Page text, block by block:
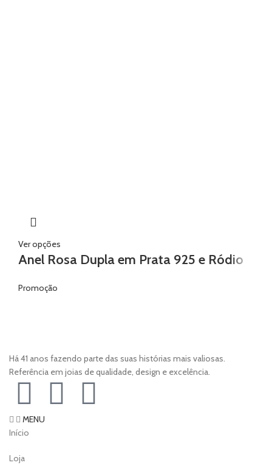
Ver opções
Anel Rosa Dupla em Prata 925 e Ródio
Promoção
Há 41 anos fazendo parte das suas histórias mais valiosas.
Referência em joias de qualidade, design e excelência.
MENU
Início
Loja